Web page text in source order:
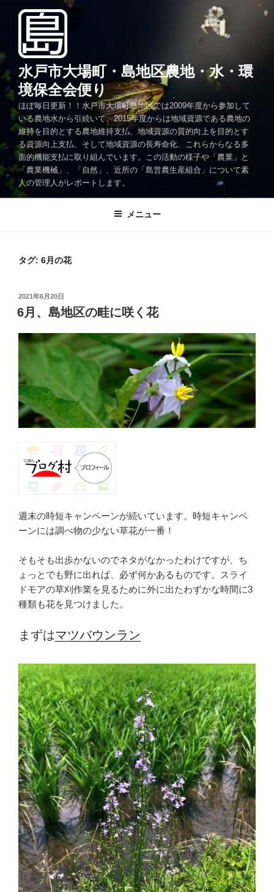
ン
へ
ス
水戸市大場町・島地区農地・水・環
境保全会便り
ほぼ毎日更新！！水戸市大場町島地区では2009年度から参加して
いる農地水から引続いて、2015年度からは地域資源である農地の
維持を目的とする農地維持支払、地域資源の質的向上を目的とす
る資源向上支払、そして地域資源の長寿命化、これらからなる多
面的機能支払に取り組んでいます。この活動の様子や「農業」と
「農業機械」、「自然」、近所の「島営農生産組合」について素
人の管理人がレポートします。
メニュー
タグ: 6月の花
投
稿
日:
2021年6月20日
6月、島地区の畦に咲く花
週末の時短キャンペーンが続いています。時短キャンペ
ーンには調べ物の少ない草花が一番！
そもそも出歩かないのでネタがなかったわけですが、ち
ょっとでも野に出れば、必ず何かあるものです。スライ
ドモアの草刈作業を見るために外に出たわずかな時間に3
種類も花を見つけました。
まずはマツバウンラン